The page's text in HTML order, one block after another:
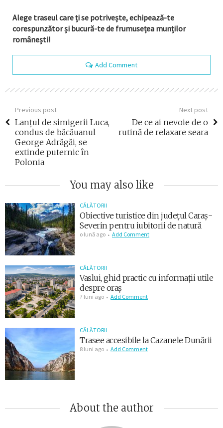
Alege traseul care ți se potrivește, echipează-te
corespunzător și bucură-te de frumusețea munților
românești!
Add Comment
Previous post
Lanțul de simigerii Luca,
condus de băcăuanul
George Adrăgăi, se
extinde puternic în
Polonia
Next post
De ce ai nevoie de o
rutină de relaxare seara
You may also like
CĂLĂTORII
Obiective turistice din județul Caraș-
Severin pentru iubitorii de natură
o lună ago Add Comment
CĂLĂTORII
Vaslui, ghid practic cu informații utile
despre oraș
7 luni ago Add Comment
CĂLĂTORII
Trasee accesibile la Cazanele Dunării
8 luni ago Add Comment
About the author